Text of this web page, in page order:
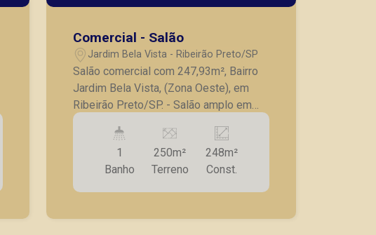
Comercial - Salão
Jardim Bela Vista - Ribeirão Preto/SP
Salão comercial com 247,93m², Bairro
Jardim Bela Vista, (Zona Oeste), em
Ribeirão Preto/SP. - Salão amplo em
vão livre; - Banheiro; - Pé direito alto,
para entra e saida de caminhão; -
Iluminação; - Ventilador; - Esquina em
boa localização do bairro. A Piramid
tem como objetivo atender seus
locação, vendas de imóveis prontos,
1
Banho
250m²
Terreno
248m²
Const.